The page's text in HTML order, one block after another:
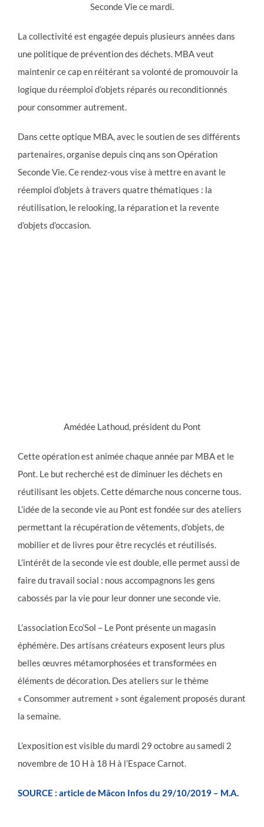
Seconde Vie ce mardi.
La collectivité est engagée depuis plusieurs années dans
une politique de prévention des déchets. MBA veut
maintenir ce cap en réitérant sa volonté de promouvoir la
logique du réemploi d’objets réparés ou reconditionnés
pour consommer autrement.
Dans cette optique MBA, avec le soutien de ses différents
partenaires, organise depuis cinq ans son Opération
Seconde Vie. Ce rendez-vous vise à mettre en avant le
réemploi d’objets à travers quatre thématiques : la
réutilisation, le relooking, la réparation et la revente
d’objets d’occasion.
Amédée Lathoud, président du Pont
Cette opération est animée chaque année par MBA et le
Pont. Le but recherché est de diminuer les déchets en
réutilisant les objets. Cette démarche nous concerne tous.
L’idée de la seconde vie au Pont est fondée sur des ateliers
permettant la récupération de vêtements, d’objets, de
mobilier et de livres pour être recyclés et réutilisés.
L’intérêt de la seconde vie est double, elle permet aussi de
faire du travail social : nous accompagnons les gens
cabossés par la vie pour leur donner une seconde vie.
L’association Eco’Sol – Le Pont présente un magasin
éphémère. Des artisans créateurs exposent leurs plus
belles œuvres métamorphosées et transformées en
éléments de décoration. Des ateliers sur le thème
« Consommer autrement » sont également proposés durant
la semaine.
L’exposition est visible du mardi 29 octobre au samedi 2
novembre de 10 H à 18 H à l’Espace Carnot.
SOURCE : article de Mâcon Infos du 29/10/2019 – M.A.